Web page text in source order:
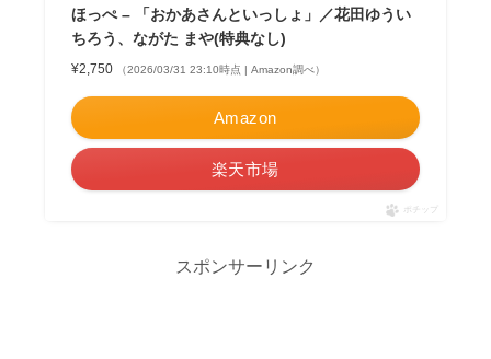
ほっぺ – 「おかあさんといっしょ」／花田ゆうい
ちろう、ながた まや(特典なし)
¥2,750 （2026/03/31 23:10時点 | Amazon調べ）
Amazon
楽天市場
ポチップ
スポンサーリンク